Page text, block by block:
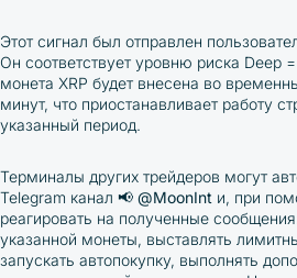
Этот сигнал был отправлен
Он соответствует уровню риска Deep
монета XRP будет внесена во
минут, что приостанавливает работу
указанный период.
Терминалы других трейдеров могут
Telegram канал 📢 @MoonInt и, при
реагировать на полученные
указанной монеты, выставлять
запускать автопокупку, выполнять